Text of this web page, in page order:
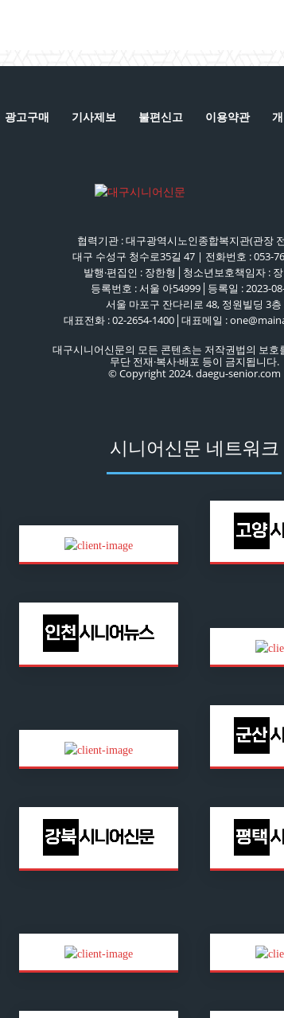
광고구매 기사제보 불편신고 이용약관
협력기관 : 대구광역시노인종합복지관(관장
대구 수성구 청수로35길 47 | 전화번호 : 053-
발행·편집인 : 장한형│청소년보호책임자 :
등록번호 : 서울 아54999│등록일 : 2023-
서울 마포구 잔다리로 48, 정원빌딩 3층
대표전화 : 02-2654-1400│대표메일 :
대구시니어신문의 모든 콘텐츠는 저작권법의 보호
무단 전재·복사·배포 등이 금지됩니다.
© Copyright 2024. daegu-senior.com
시니어신문 네트워크